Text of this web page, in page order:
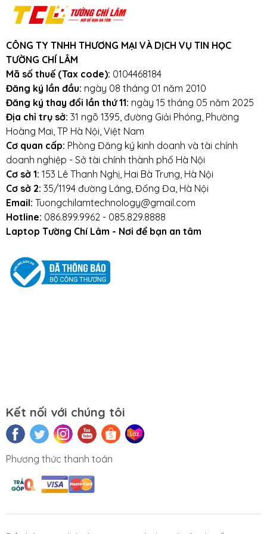
Cam kết:Tường Chí Lâm
chất lượng cao. Với tiêu chí chất lượng là
hàng đầu, chúng thôi cam kết không bán
hàng kém chất lượng, gây ảnh hưởng
đến laptop của khách hàng.
Lâm – Điểm 10 cho sự tin cậy
Lưu ý khi sử dụng pin laptop:
Tránh pin bị va đập, rơi vỡ, móp méo, tác
động vật lý bên ngoài vào
Tránh pin tiếp xúc với nước.
Tắt các ứng dụng không cần thiết khi sử dụng
laptop.
Mọi yêu cầu đặt hàng, hỗ trợ tư vấn sản
Website:https://tuongchilam.com
CÔNG TY TNHH THƯƠNG MẠI VÀ DỊCH VỤ TIN HỌC
TƯỜNG CHÍ LÂM
Mã số thuế (Tax code): 0104468184
Đăng ký lần đầu: ngày 08 tháng 01 năm 2010
Đăng ký thay đổi lần thứ 11: ngày 15 tháng 05 năm 2025
Địa chỉ trụ sở: 31 ngõ 1395, đường Giải Phóng, Phường
Hoàng Mai, TP Hà Nội, Việt Nam
Cơ quan cấp: Phòng Đăng ký kinh doanh và tài chính
doanh nghiệp - Sở tài chính thành phố Hà Nội
Cơ sở 1: 153 Lê Thanh Nghị, Hai Bà Trưng, Hà Nội
Cơ sở 2: 35/1194 đường Láng, Đống Đa, Hà Nội
Email: Tuongchilamtechnology@gmail.com
Hotline: 086.899.9962 - 085.829.8888
Laptop Tường Chí Lâm - Nơi để bạn an tâm
Kết nối với chúng tôi
Phương thức thanh toán